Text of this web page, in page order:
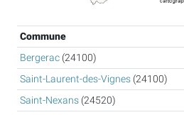
Commune
Bergerac (24100)
Saint-Laurent-des-Vignes (24100)
Saint-Nexans (24520)